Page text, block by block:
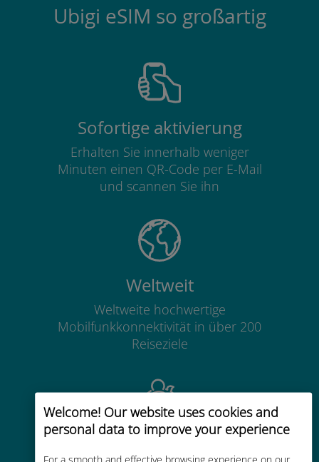
Welcome! Our website uses cookies and
personal data to improve your experience
For a smooth and effective browsing experience on our
Ubigi eSIM so großartig
Sofortige aktivierung
Erhalten Sie innerhalb weniger
Minuten einen QR-Code per E-Mail
und scannen Sie ihn
Weltweit
Weltweite hochwertige
Mobilfunkkonnektivität in über 200
Reiseziele
Kostengünstig